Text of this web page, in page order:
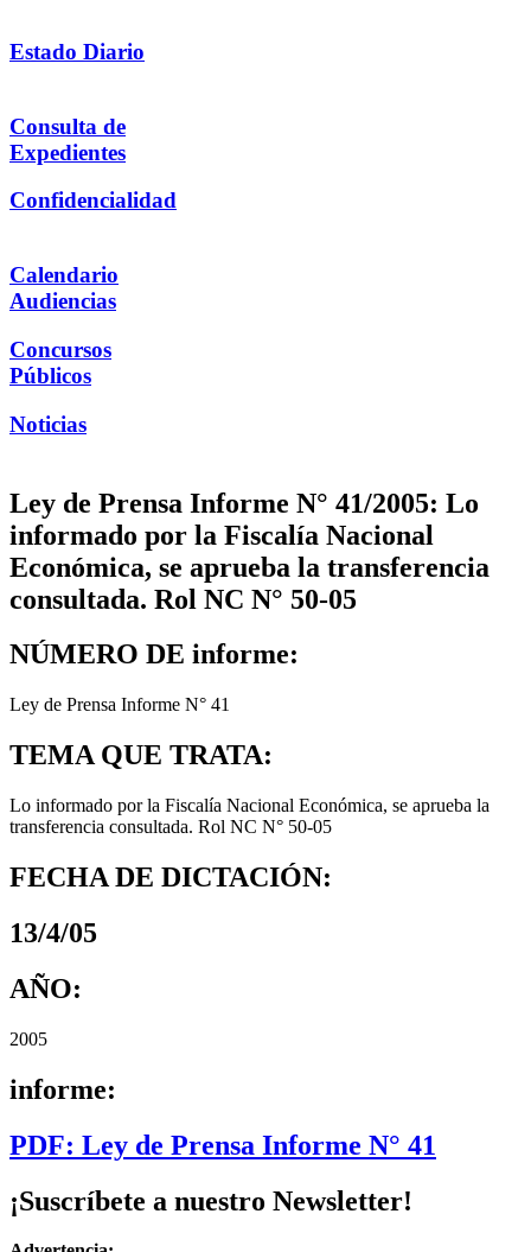
Estado Diario
Consulta de
Expedientes
Confidencialidad
Calendario
Audiencias
Concursos
Públicos
Noticias
Ley de Prensa Informe N° 41/2005: Lo
informado por la Fiscalía Nacional
Económica, se aprueba la transferencia
consultada. Rol NC N° 50-05
NÚMERO DE informe:
Ley de Prensa Informe N° 41
TEMA QUE TRATA:
Lo informado por la Fiscalía Nacional Económica, se aprueba la
transferencia consultada. Rol NC N° 50-05
FECHA DE DICTACIÓN:
13/4/05
AÑO:
2005
informe:
PDF: Ley de Prensa Informe N° 41
¡Suscríbete a nuestro Newsletter!